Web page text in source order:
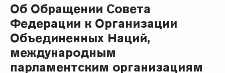
Об Обращении Совета
Федерации к Организации
Объединенных Наций,
международным
парламентским организациям